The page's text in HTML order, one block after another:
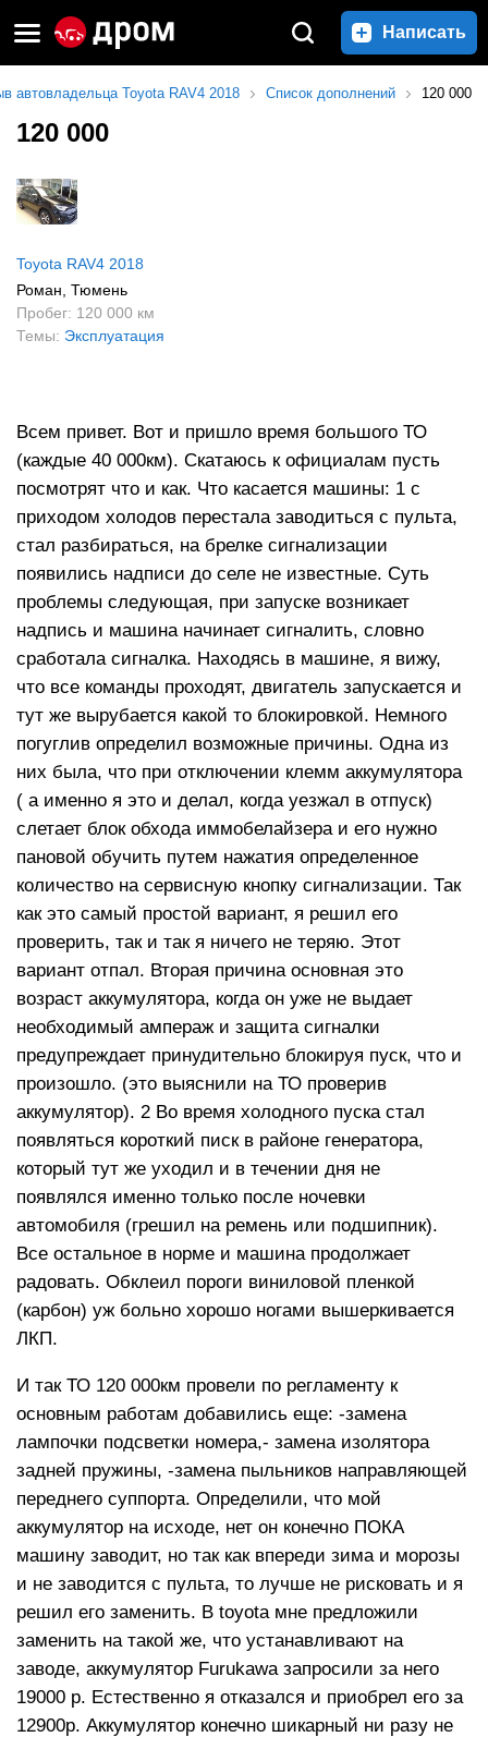
Написать
автовладельца Toyota RAV4 2018 Список дополнений 120 000
120 000
Toyota RAV4 2018
Роман , Тюмень
Пробег: 120 000 км
Темы: Эксплуатация
Всем привет. Вот и пришло время большого ТО
(каждые 40 000км). Скатаюсь к официалам пусть
посмотрят что и как. Что касается машины: 1 с
приходом холодов перестала заводиться с пульта,
стал разбираться, на брелке сигнализации
появились надписи до селе не известные. Суть
проблемы следующая, при запуске возникает
надпись и машина начинает сигналить, словно
сработала сигналка. Находясь в машине, я вижу,
что все команды проходят, двигатель запускается и
тут же вырубается какой то блокировкой. Немного
погуглив определил возможные причины. Одна из
них была, что при отключении клемм аккумулятора
( а именно я это и делал, когда уезжал в отпуск)
слетает блок обхода иммобелайзера и его нужно
пановой обучить путем нажатия определенное
количество на сервисную кнопку сигнализации. Так
как это самый простой вариант, я решил его
проверить, так и так я ничего не теряю. Этот
вариант отпал. Вторая причина основная это
возраст аккумулятора, когда он уже не выдает
необходимый ампераж и защита сигналки
предупреждает принудительно блокируя пуск, что и
произошло. (это выяснили на ТО проверив
аккумулятор). 2 Во время холодного пуска стал
появляться короткий писк в районе генератора,
который тут же уходил и в течении дня не
появлялся именно только после ночевки
автомобиля (грешил на ремень или подшипник).
Все остальное в норме и машина продолжает
радовать. Обклеил пороги виниловой пленкой
(карбон) уж больно хорошо ногами вышеркивается
ЛКП.
И так ТО 120 000км провели по регламенту к
основным работам добавились еще: -замена
лампочки подсветки номера,- замена изолятора
задней пружины, -замена пыльников направляющей
переднего суппорта. Определили, что мой
аккумулятор на исходе, нет он конечно ПОКА
машину заводит, но так как впереди зима и морозы
и не заводится с пульта, то лучше не рисковать и я
решил его заменить. В toyota мне предложили
заменить на такой же, что устанавливают на
заводе, аккумулятор Furukawa запросили за него
19000 р. Естественно я отказался и приобрел его за
12900р. Аккумулятор конечно шикарный ни разу не